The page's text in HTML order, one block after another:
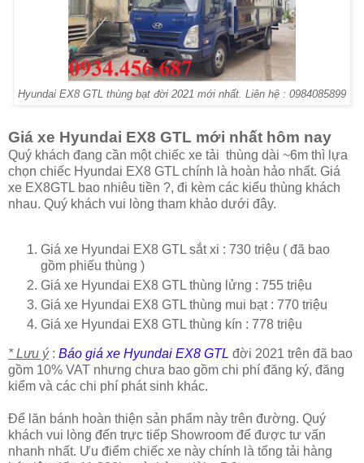
Hyundai EX8 GTL thùng bạt đời 2021 mới nhất. Liên hệ : 0984085899
Giá xe Hyundai EX8 GTL mới nhất hôm nay
Quý khách đang cần một chiếc xe tải thùng dài ~6m thì lựa
chọn chiếc Hyundai EX8 GTL chính là hoàn hảo nhất. Giá
xe EX8GTL bao nhiêu tiền ?, đi kèm các kiểu thùng khách
nhau. Quý khách vui lòng tham khảo dưới đây.
Giá xe Hyundai EX8 GTL sắt xi : 730 triệu ( đã bao
gồm phiếu thùng )
Giá xe Hyundai EX8 GTL thùng lửng : 755 triệu
Giá xe Hyundai EX8 GTL thùng mui bạt : 770 triệu
Giá xe Hyundai EX8 GTL thùng kín : 778 triệu
* Lưu ý: Báo giá xe Hyundai EX8 GTL đời 2021 trên đã bao
gồm 10% VAT nhưng chưa bao gồm chi phí đăng ký, đăng
kiểm và các chi phí phát sinh khác.
Để lăn bánh hoàn thiện sản phẩm này trên đường. Quý
khách vui lòng đến trực tiếp Showroom để được tư vấn
nhanh nhất. Ưu điểm chiếc xe này chính là tổng tải hàng